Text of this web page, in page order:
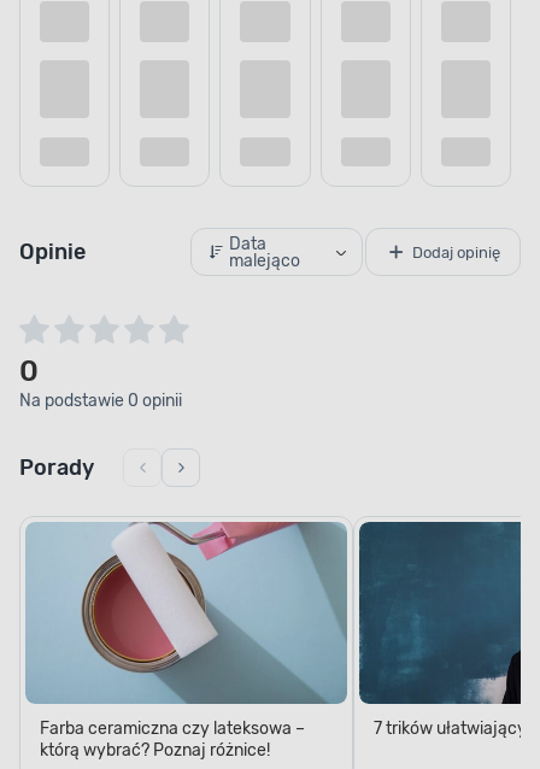
Wydajne malowanie
Zabezpiecz powierzchnie szybko i sprawnie.
Farba została zamknięta w puszce o pojemności
16 m² / l. Dzięki temu w mgnieniu oka pomalujesz
pożądaną powierzchnię. Przekonaj się, że
malowanie dekoracyjno-ochronne wcale nie musi
być czasochłonne.
Opinie
Data
malejąco
Dodaj opinię
0
Na podstawie 0 opinii
Porady
Farba ceramiczna czy lateksowa –
którą wybrać? Poznaj różnice!
7 trików